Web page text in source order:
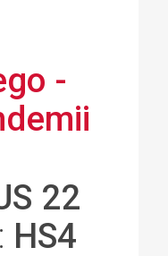
-
22
HS4